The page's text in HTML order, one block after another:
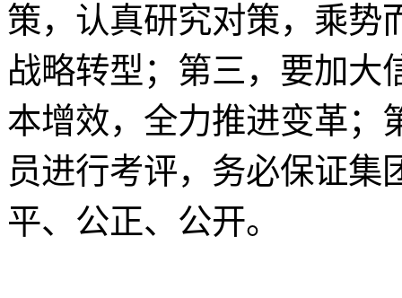
策，认真研究对策，乘势
战略转型；第三，要加大
本增效，全力推进变革；
员进行考评，务必保证集
平、公正、公开。